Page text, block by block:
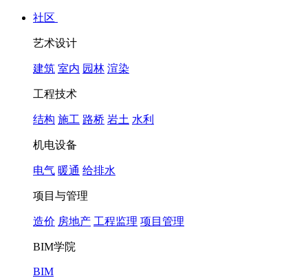
社区
艺术设计
建筑 室内 园林 渲染
工程技术
结构 施工 路桥 岩土 水利
机电设备
电气 暖通 给排水
项目与管理
造价 房地产 工程监理 项目管理
BIM学院
BIM